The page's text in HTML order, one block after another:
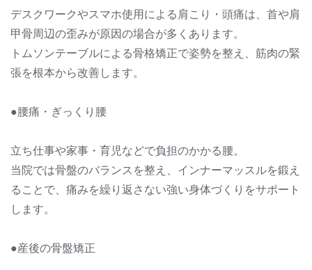
デスクワークやスマホ使用による肩こり・頭痛は、首や肩
甲骨周辺の歪みが原因の場合が多くあります。
トムソンテーブルによる骨格矯正で姿勢を整え、筋肉の緊
張を根本から改善します。
●腰痛・ぎっくり腰
立ち仕事や家事・育児などで負担のかかる腰。
当院では骨盤のバランスを整え、インナーマッスルを鍛え
ることで、痛みを繰り返さない強い身体づくりをサポート
します。
●産後の骨盤矯正